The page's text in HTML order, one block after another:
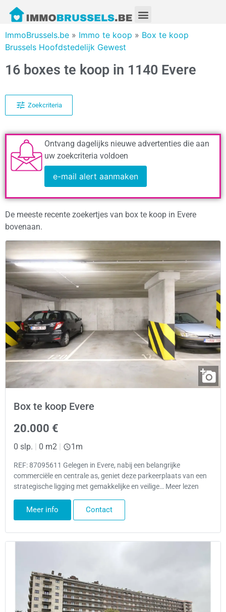
ImmoBrussels.be » Immo te koop » Box te koop
Brussels Hoofdstedelijk Gewest
16 boxes te koop in 1140 Evere
Zoekcriteria
Ontvang dagelijks nieuwe advertenties die aan
uw zoekcriteria voldoen
e-mail alert aanmaken
De meeste recente zoekertjes van box te koop in Evere
bovenaan.
Box te koop Evere
20.000 €
0 slp. | 0 m2 | 1m
REF: 87095611 Gelegen in Evere, nabij een belangrijke
commerciële en centrale as, geniet deze parkeerplaats van een
strategische ligging met gemakkelijke en veilige… Meer lezen
Meer info Contact